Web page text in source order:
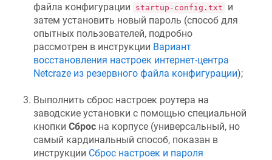
файла конфигурации
startup-config.txt
и
затем установить новый пароль (способ для
опытных пользователей, подробно
рассмотрен в инструкции Вариант
восстановления настроек интернет-центра
Netcraze из резервного файла конфигурации);
Выполнить сброс настроек роутера на
заводские установки с помощью специальной
кнопки Сброс на корпусе (универсальный, но
самый кардинальный способ, показан в
инструкции Сброс настроек и пароля